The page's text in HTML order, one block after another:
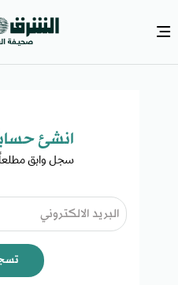
انشئ
سجل وابق مطلعاً